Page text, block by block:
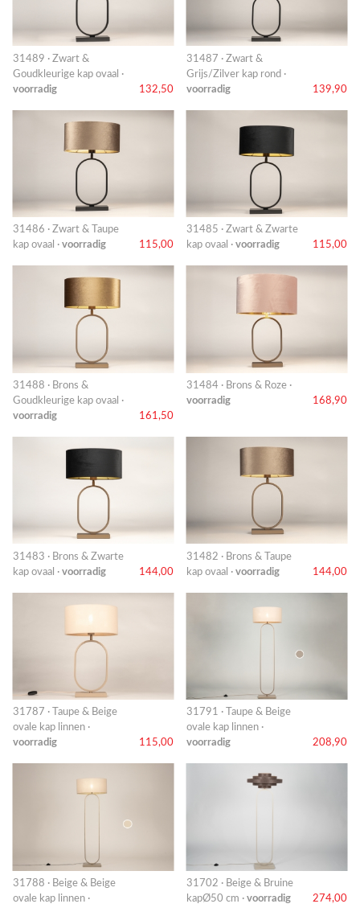
31489 · Zwart &
Goudkleurige kap ovaal ·
voorradig
132,50
31487 · Zwart &
Grijs/Zilver kap rond ·
voorradig
139,90
31486 · Zwart & Taupe
kap ovaal · voorradig 115,00
31485 · Zwart & Zwarte
kap ovaal · voorradig 115,00
31488 · Brons &
Goudkleurige kap ovaal ·
voorradig
161,50
31484 · Brons & Roze ·
voorradig
168,90
31483 · Brons & Zwarte
kap ovaal · voorradig 144,00
31482 · Brons & Taupe
kap ovaal · voorradig 144,00
31787 · Taupe & Beige
ovale kap linnen ·
voorradig
115,00
31791 · Taupe & Beige
ovale kap linnen ·
voorradig
208,90
31788 · Beige & Beige
ovale kap linnen ·
31702 · Beige & Bruine
kapØ50 cm · voorradig 274,00